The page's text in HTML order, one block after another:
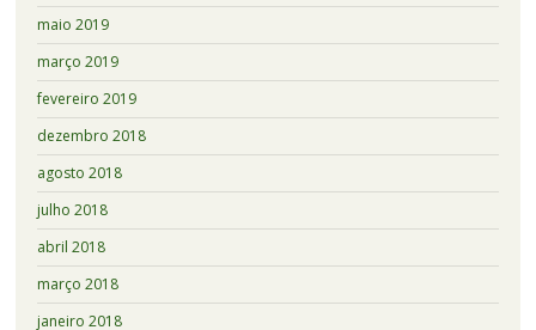
maio 2019
março 2019
fevereiro 2019
dezembro 2018
agosto 2018
julho 2018
abril 2018
março 2018
janeiro 2018